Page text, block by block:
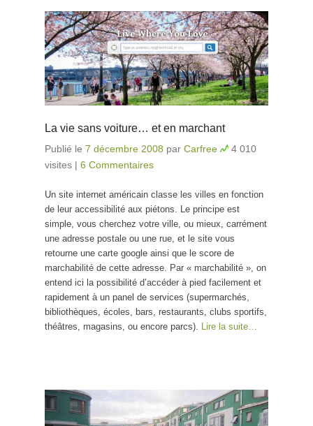
La vie sans voiture… et en marchant
Publié le 7 décembre 2008 par Carfree
4 010
visites | 6 Commentaires
Un site internet américain classe les villes en fonction
de leur accessibilité aux piétons. Le principe est
simple, vous cherchez votre ville, ou mieux, carrément
une adresse postale ou une rue, et le site vous
retourne une carte google ainsi que le score de
marchabilité de cette adresse. Par « marchabilité », on
entend ici la possibilité d’accéder à pied facilement et
rapidement à un panel de services (supermarchés,
bibliothèques, écoles, bars, restaurants, clubs sportifs,
théâtres, magasins, ou encore parcs).
Lire la suite…